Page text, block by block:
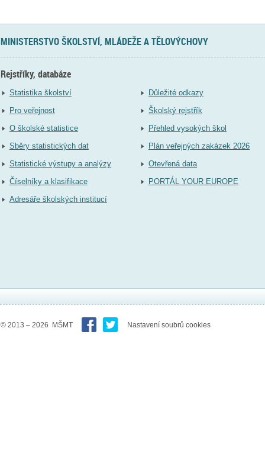
MINISTERSTVO ŠKOLSTVÍ, MLÁDEŽE A TĚLOVÝCHOVY
Rejstříky, databáze
Statistika školství
Pro veřejnost
O školské statistice
Sběry statistických dat
Statistické výstupy a analýzy
Číselníky a klasifikace
Adresáře školských institucí
Důležité odkazy
Školský rejstřík
Přehled vysokých škol
Plán veřejných zakázek 2026
Otevřená data
PORTÁL YOUR EUROPE
© 2013 – 2026 MŠMT Nastavení soubrů cookies